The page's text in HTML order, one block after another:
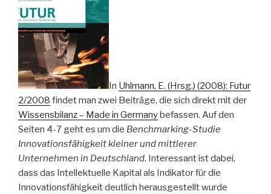
In Uhlmann, E. (Hrsg.) (2008): Futur
2/2008 findet man zwei Beiträge, die sich direkt mit der
Wissensbilanz – Made in Germanybefassen. Auf den
Seiten 4-7 geht es um die Benchmarking-Studie
Innovationsfähigkeit kleiner und mittlerer
Unternehmen in Deutschland. Interessant ist dabei,
dass das Intellektuelle Kapital als Indikator für die
Innovationsfähigkeit deutlich herausgestellt wurde